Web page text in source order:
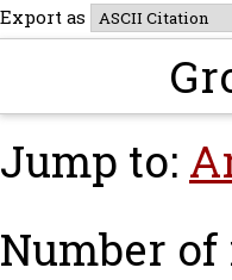
Export as
Jump to:
Number of